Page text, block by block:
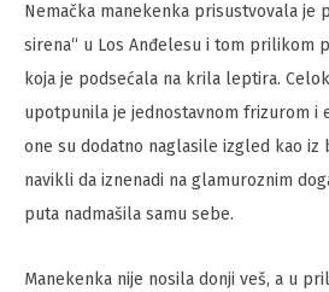
Nemačka manekenka prisustvovala je
sirena“ u Los Anđelesu i tom prilikom
koja je podsećala na krila leptira.
upotpunila je jednostavnom frizurom i
one su dodatno naglasile izgled kao iz
navikli da iznenadi na glamuroznim
puta nadmašila samu sebe.
Manekenka nije nosila donji veš, a u